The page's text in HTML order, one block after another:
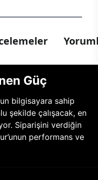
Güç
bilgisayara sahip
şekilde çalışacak, en
Siparişini verdiğin
performans ve